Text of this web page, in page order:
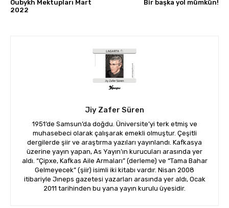
Oubykh Mektupları Mart
2022
Bir başka yol mümkün!
Jiy Zafer Süren
1951’de Samsun’da doğdu. Üniversite’yi terk etmiş ve
muhasebeci olarak çalışarak emekli olmuştur. Çeşitli
dergilerde şiir ve araştırma yazıları yayınlandı. Kafkasya
üzerine yayın yapan, As Yayın’ın kurucuları arasında yer
aldı. “Çipxe, Kafkas Aile Armaları” (derleme) ve “Tama Bahar
Gelmeyecek” (şiir) isimli iki kitabı vardır. Nisan 2008
itibariyle Jıneps gazetesi yazarları arasında yer aldı, Ocak
2011 tarihinden bu yana yayın kurulu üyesidir.